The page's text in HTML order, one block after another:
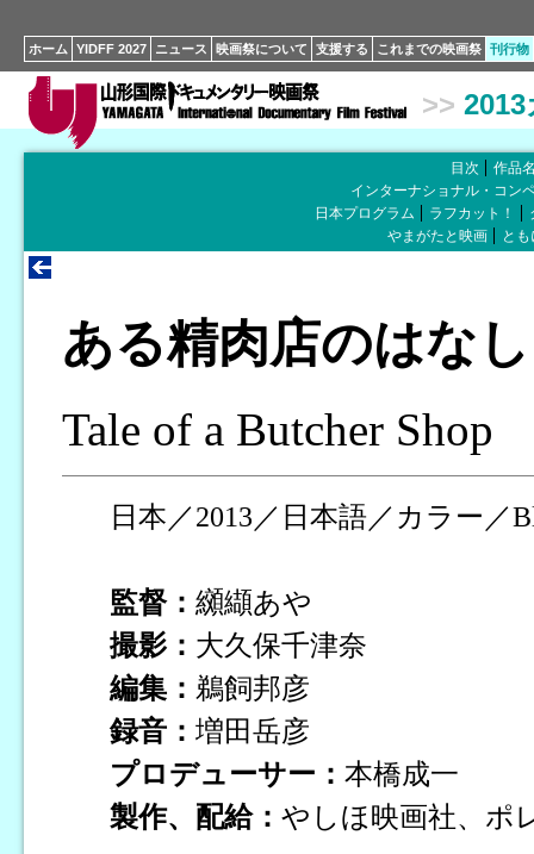
ホーム YIDFF 2027 ニュース 映画祭について 支援する これまでの映画祭 刊行物
>>
目次
作品
インターナショナル・コン
日本プログラム
ラフカット！
やまがたと映画
と
ある精肉店のはなし
Tale of a Butcher Shop
日本／2013／日本語／カラー／
監督： 纐纈あや
撮影： 大久保千津奈
編集： 鵜飼邦彦
録音： 増田岳彦
プロデューサー： 本橋成一
製作、配給： やしほ映画社、ポ